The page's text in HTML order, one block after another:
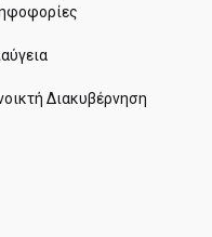
Διακυβέρνηση